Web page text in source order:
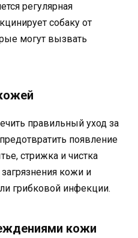
регулярная
собаку от
могут вызвать
правильный уход за
появление
стрижка и чистка
кожи и
грибковой инфекции.
кожи